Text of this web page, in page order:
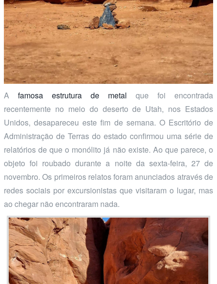
A famosa estrutura de metal que foi encontrada
recentemente no meio do deserto de Utah, nos Estados
Unidos, desapareceu este fim de semana. O Escritório de
Administração de Terras do estado confirmou uma série de
relatórios de que o monólito já não existe. Ao que parece, o
objeto foi roubado durante a noite da sexta-feira, 27 de
novembro. Os primeiros relatos foram anunciados através de
redes sociais por excursionistas que visitaram o lugar, mas
ao chegar não encontraram nada.